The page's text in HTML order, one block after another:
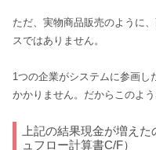
ただ、実物商品販売のように
スではありません。
1つの企業がシステムに参画し
かかりません。だからこのよ
上記の結果現金が増え
ュフロー計算書C/F）